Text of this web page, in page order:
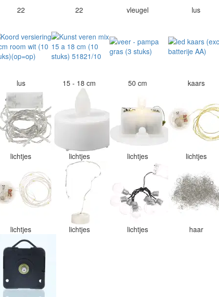
22 22 vleugel lus
lus 15 - 18 cm 50 cm kaars
lichtjes lichtjes lichtjes lichtjes
lichtjes lichtjes lichtjes haar